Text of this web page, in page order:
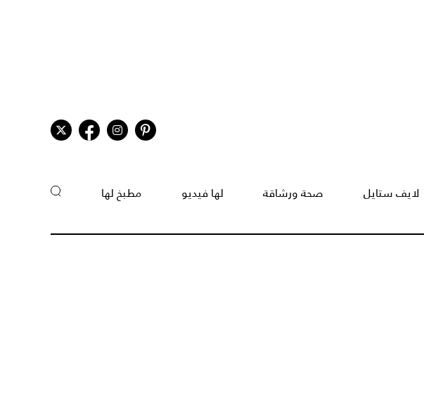
لايف ستايل صحة ورشاقة لها فيديو مطبخ لها